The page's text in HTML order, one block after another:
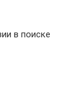
в поиске